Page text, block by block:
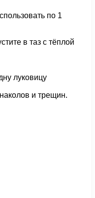
по 1
в таз с тёплой
луковицу
и трещин.